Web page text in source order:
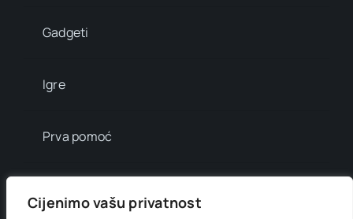
Cijenimo vašu privatnost
Gadgeti
Igre
Prva pomoć